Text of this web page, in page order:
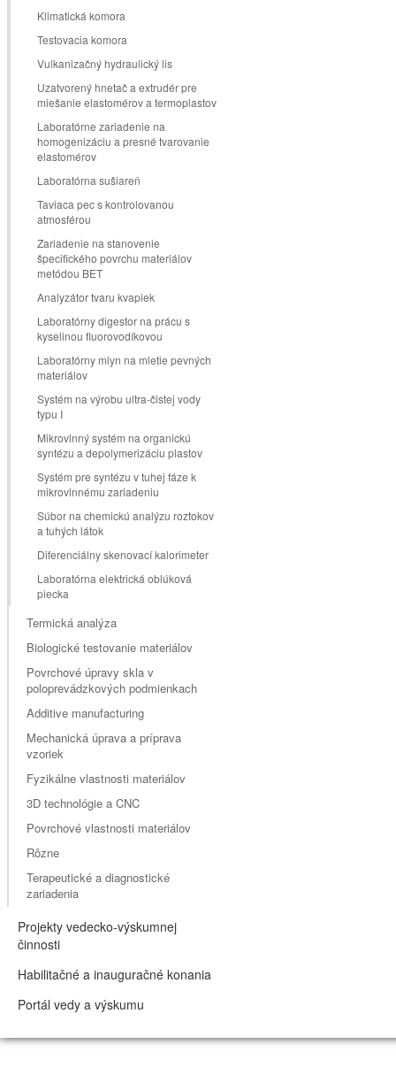
Klimatická komora
Testovacia komora
Vulkanizačný hydraulický lis
Uzatvorený hnetač a extrudér pre
miešanie elastomérov a termoplastov
Laboratórne zariadenie na
homogenizáciu a presné tvarovanie
elastomérov
Laboratórna sušiareň
Taviaca pec s kontrolovanou
atmosférou
Zariadenie na stanovenie
špecifického povrchu materiálov
metódou BET
Analyzátor tvaru kvapiek
Laboratórny digestor na prácu s
kyselinou fluorovodíkovou
Laboratórny mlyn na mletie pevných
materiálov
Systém na výrobu ultra-čistej vody
typu I
Mikrovlnný systém na organickú
syntézu a depolymerizáciu plastov
Systém pre syntézu v tuhej fáze k
mikrovlnnému zariadeniu
Súbor na chemickú analýzu roztokov
a tuhých látok
Diferenciálny skenovací kalorimeter
Laboratórna elektrická oblúková
piecka
Termická analýza
Biologické testovanie materiálov
Povrchové úpravy skla v
poloprevádzkových podmienkach
Additive manufacturing
Mechanická úprava a príprava
vzoriek
Fyzikálne vlastnosti materiálov
3D technológie a CNC
Povrchové vlastnosti materiálov
Rôzne
Terapeutické a diagnostické
zariadenia
Projekty vedecko-výskumnej
činnosti
Habilitačné a inauguračné konania
Portál vedy a výskumu